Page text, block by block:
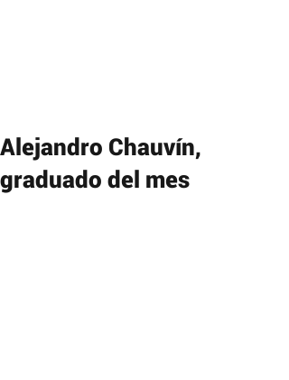
Alejandro Chauvín,
graduado del mes